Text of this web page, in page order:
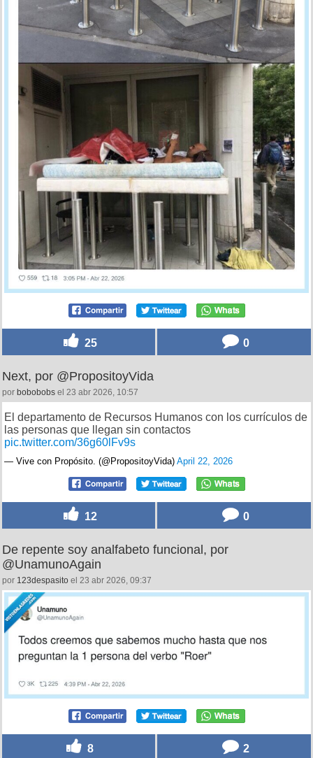
25 0
Next, por @PropositoyVida
por bobobobs el 23 abr 2026, 10:57
El departamento de Recursos Humanos con los currículos de
las personas que llegan sin contactos
pic.twitter.com/36g60lFv9s
— Vive con Propósito. (@PropositoyVida) April 22, 2026
12 0
De repente soy analfabeto funcional, por
@UnamunoAgain
por 123despasito el 23 abr 2026, 09:37
8 2